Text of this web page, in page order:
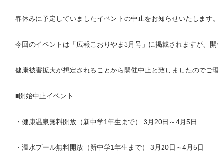
春休みに予定していましたイベントの中止をお知らせいたします
今回のイベントは「広報こおりやま3月号」に掲載されますが、
健康被害拡大が想定されることから開催中止と致しましたのでご
■開始中止イベント
・健康温泉無料開放（新中学1年生まで） 3月20日～4月5日
・温水プール無料開放（新中学1年生まで） 3月20日～4月5日